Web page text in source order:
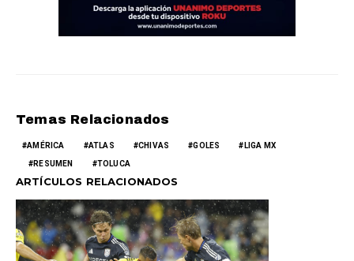
Temas Relacionados
AMÉRICA ATLAS CHIVAS GOLES LIGA MX
RESUMEN TOLUCA
ARTÍCULOS RELACIONADOS